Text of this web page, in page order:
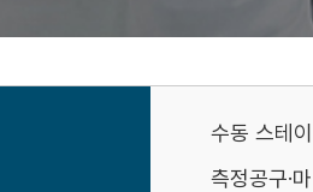
수동 스테
측정공구·